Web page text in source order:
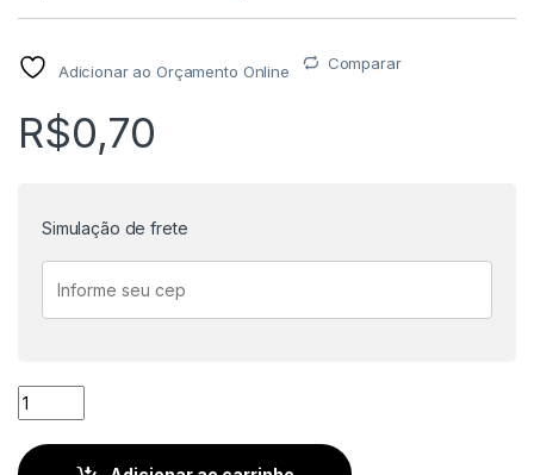
Adicionar ao Orçamento Online Comparar
R$0,70
Simulação de frete
LIXA MASSA G80 - VONDER quantidade